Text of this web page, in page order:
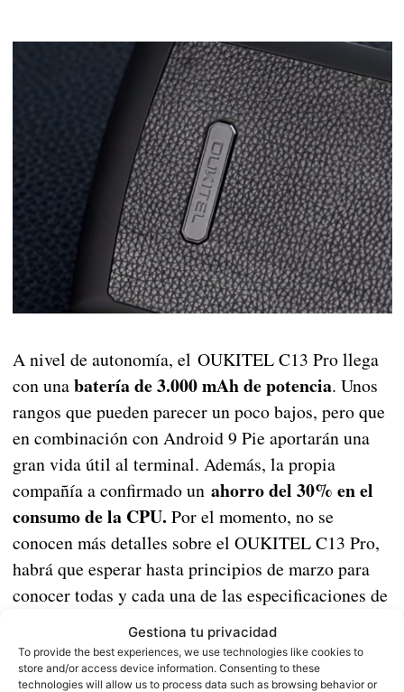
Gestiona tu privacidad
To provide the best experiences, we use technologies like cookies to
store and/or access device information. Consenting to these
technologies will allow us to process data such as browsing behavior or
A nivel de autonomía, el OUKITEL C13 Pro llega
con unabatería de 3.000 mAh de potencia. Unos
rangos que pueden parecer un poco bajos, pero que
en combinación con Android 9 Pie aportarán una
gran vida útil al terminal. Además, la propia
compañía a confirmado un ahorro del 30% en el
consumo de la CPU. Por el momento, no se
conocen más detalles sobre el OUKITEL C13 Pro,
habrá que esperar hasta principios de marzo para
conocer todas y cada una de las especificaciones de
este nuevo terminal. Lo que está claro es que podrá
adquirirse por un precio bastante asequiblea través
de su página web.